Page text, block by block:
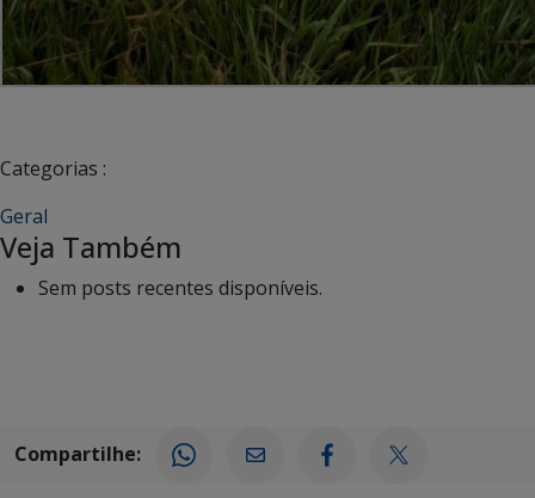
Categorias :
Geral
Veja Também
Sem posts recentes disponíveis.
Compartilhe: